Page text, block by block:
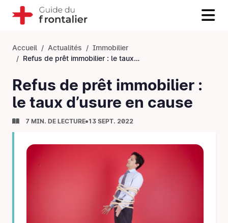
Accueil Actualités
Immobilier
Refus de prêt immobilier : le taux d’usure en cause
Refus de prêt immobilier :
le taux d’usure en cause
7 MIN. DE LECTURE 13 SEPT. 2022